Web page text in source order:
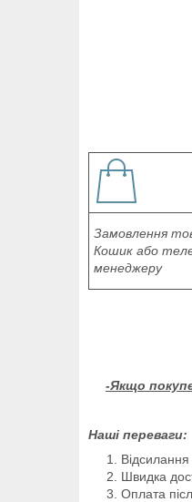
Замовлення
Кошик або
менеджеру
-Якщо
Наші переваги:
Швидка
Оплата